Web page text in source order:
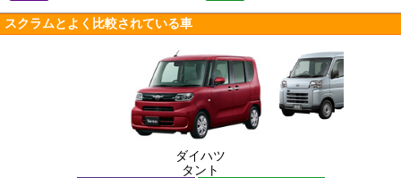
スクラムとよく比較されている車
ダイハツ
タント